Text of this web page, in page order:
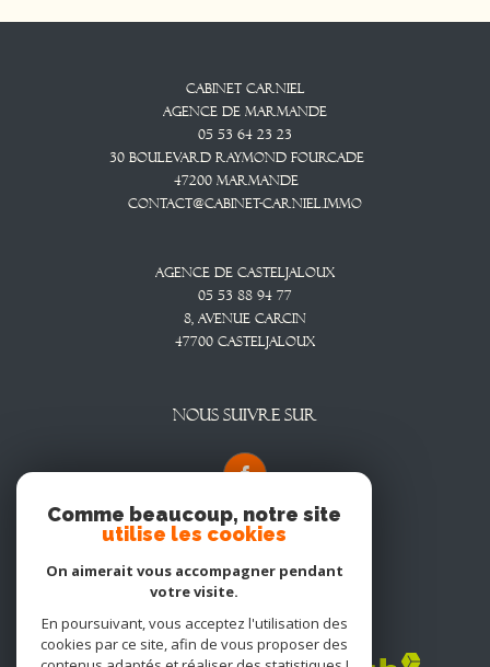
Cabinet CARNIEL
Agence De Marmande
05 53 64 23 23
30 Boulevard Raymond Fourcade
47200
Marmande
contact@cabinet-carniel.immo
Agence De Casteljaloux
05 53 88 94 77
8, Avenue CARCIN
47700
CASTELJALOUX
NOUS SUIVRE SUR
Adhérents
Comme beaucoup, notre site
utilise les cookies
On aimerait vous accompagner pendant
votre visite.
En poursuivant, vous acceptez l'utilisation des
cookies par ce site, afin de vous proposer des